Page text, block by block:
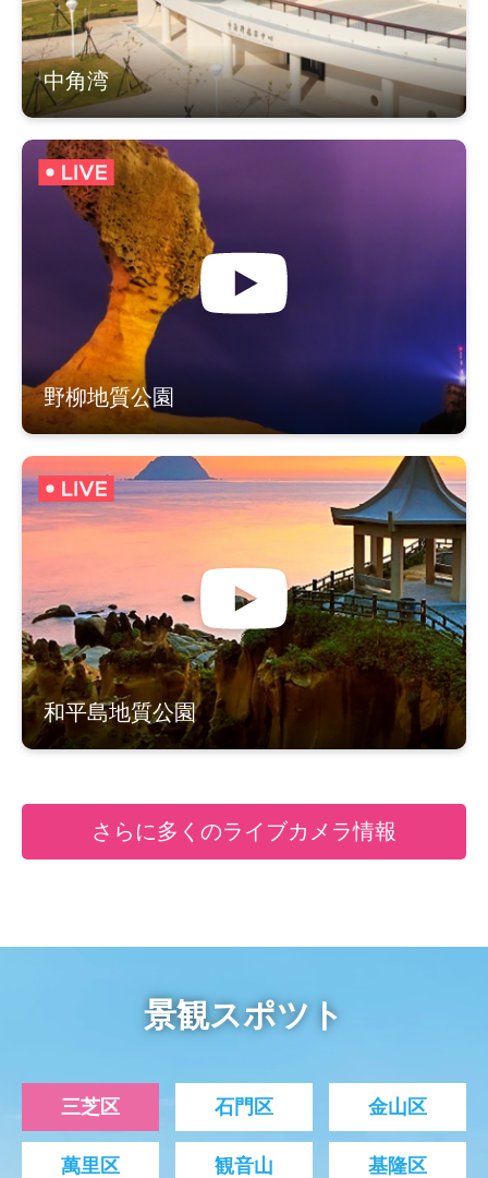
N
O
S
T
A
D
G
A
N
Y
I
A
中角湾
野柳地質公園
和平島地質公園
さらに多くのライブカメラ情報
景観スポツト
三芝区 石門区 金山区
萬里区 観音山 基隆区